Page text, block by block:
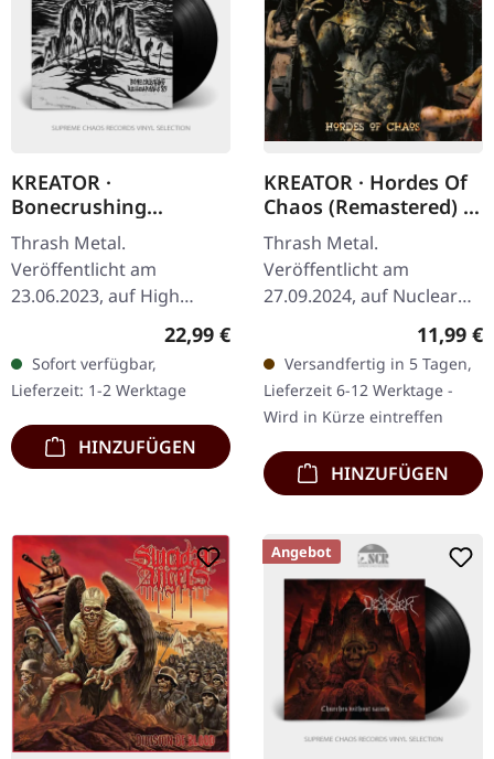
KREATOR ·
Bonecrushing
Rehearsals '85 |
BLACK LP
Thrash Metal.
Veröffentlicht am
23.06.2023, auf High
Roller Records. Schwarzes
Vinyl mit 4-seitigem Insert
und Poster. Vollständig
remastert von…
Regulärer Preis:
22,99 €
Sofort verfügbar,
Lieferzeit: 1-2 Werktage
HINZUFÜGEN
KREATOR · Hordes Of
Chaos (Remastered) |
CD
Thrash Metal.
Veröffentlicht am
27.09.2024, auf Nuclear
Blast Records. CD im
deutschen Thrash-
Legenden Kreator 2009
"Hordes of…
11,99 €
Versandfertig in 5 Tagen,
Lieferzeit 6-12 Werktage -
Wird in Kürze eintreffen
HINZUFÜGEN
Angebot